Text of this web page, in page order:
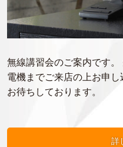
無線講習会のご案内です
電機までご来店の上お申
お待ちしております。
詳